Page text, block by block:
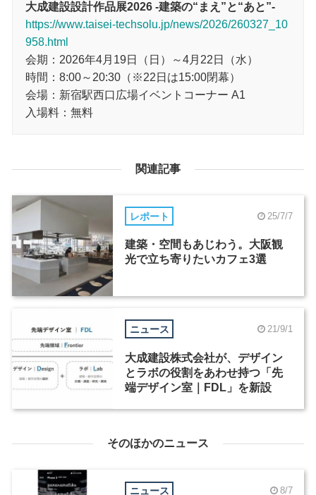
大成建設設計作品展2026 -建築の“まえ”と“あと”-
https://www.taisei-techsolu.jp/news/2026/260327_10
958.html
会期：2026年4月19日（日）～4月22日（水）
時間：8:00～20:30（※22日は15:00閉幕）
会場：新宿駅西口広場イベントコーナー A1
入場料：無料
関連記事
レポート 25/7/7
建築・空間もあじわう。大阪観
光で立ち寄りたいカフェ3選
ニュース 21/9/1
大成建設株式会社が、デザイン
とラボの役割をあわせ持つ「先
端デザイン室｜FDL」を新設
そのほかのニュース
ニュース 8/7